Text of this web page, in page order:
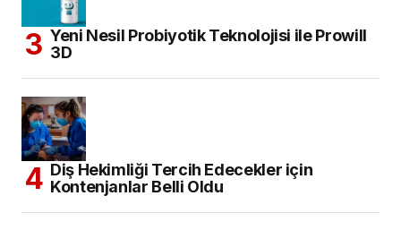
KATEGORILER
Haberler
Diş Hekimliği
Etkinlik